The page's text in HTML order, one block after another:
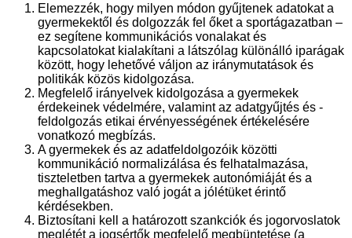
Elemezzék, hogy milyen módon gyűjtenek adatokat a
gyermekektől és dolgozzák fel őket a sportágazatban –
ez segítene kommunikációs vonalakat és
kapcsolatokat kialakítani a látszólag különálló iparágak
között, hogy lehetővé váljon az iránymutatások és
politikák közös kidolgozása.
Megfelelő irányelvek kidolgozása a gyermekek
érdekeinek védelmére, valamint az adatgyűjtés és -
feldolgozás etikai érvényességének értékelésére
vonatkozó megbízás.
A gyermekek és az adatfeldolgozóik közötti
kommunikáció normalizálása és felhatalmazása,
tiszteletben tartva a gyermekek autonómiáját és a
meghallgatáshoz való jogát a jólétüket érintő
kérdésekben.
Biztosítani kell a határozott szankciók és jogorvoslatok
meglétét a jogsértők megfelelő megbüntetése (a